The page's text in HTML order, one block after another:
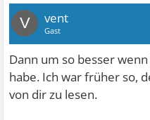
V vent
Gast
Dann um so besser
habe. Ich war früher so,
von dir zu lesen.